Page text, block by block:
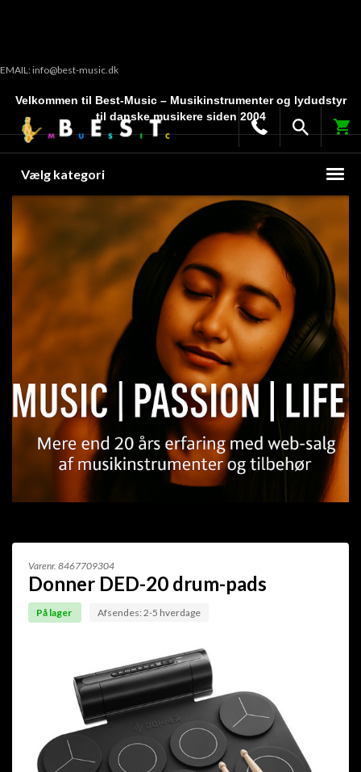
EMAIL: info@best-music.dk
Velkommen til Best-Music – Musikinstrumenter og lydudstyr
til danske musikere siden 2004
Vælg kategori
Varenr. 8467709304
Donner DED-20 drum-pads
På lager Afsendes: 2-5 hverdage